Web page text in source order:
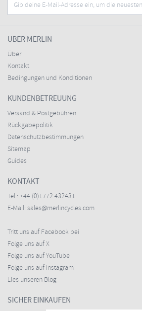
ÜBER MERLIN
Über
Kontakt
Bedingungen und Konditionen
KUNDENBETREUUNG
Versand & Postgebühren
Rückgabepolitik
Datenschutzbestimmungen
Sitemap
Guides
KONTAKT
Tel.: +44 (0)1772 432431
E-Mail: sales@merlincycles.com
Tritt uns auf Facebook bei
Folge uns auf X
Folge uns auf YouTube
Folge uns auf Instagram
Lies unseren Blog
SICHER EINKAUFEN